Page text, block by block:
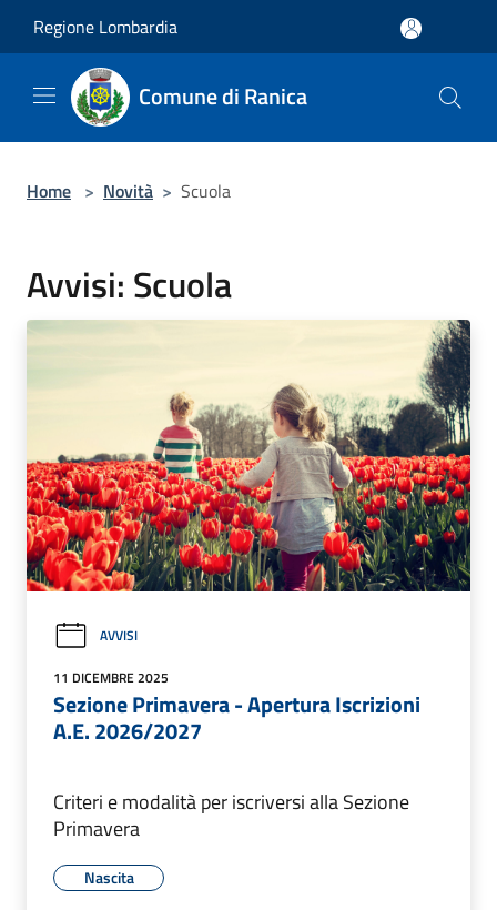
Regione Lombardia
Comune di Ranica
Home > Novità > Scuola
Avvisi: Scuola
AVVISI
11 DICEMBRE 2025
Sezione Primavera - Apertura Iscrizioni
A.E. 2026/2027
Criteri e modalità per iscriversi alla Sezione
Primavera
Nascita